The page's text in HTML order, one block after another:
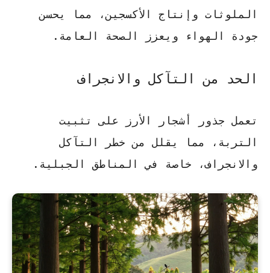
الملوثات وإنتاج الأكسجين، مما يحسن
جودة الهواء ويعزز الصحة العامة.
الحد من التآكل والانجراف
تعمل جذور أشجار الأرز على تثبيت
التربة، مما يقلل من خطر التآكل
والانجراف، خاصة في المناطق الجبلية.